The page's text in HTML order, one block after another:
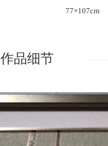
77×107cm
作品细节